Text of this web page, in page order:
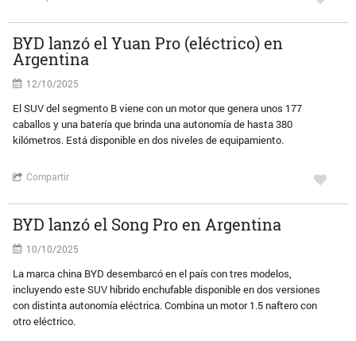
BYD lanzó el Yuan Pro (eléctrico) en
Argentina
12/10/2025
El SUV del segmento B viene con un motor que genera unos 177
caballos y una batería que brinda una autonomía de hasta 380
kilómetros. Está disponible en dos niveles de equipamiento.
Compartir
BYD lanzó el Song Pro en Argentina
10/10/2025
La marca china BYD desembarcó en el país con tres modelos,
incluyendo este SUV híbrido enchufable disponible en dos versiones
con distinta autonomía eléctrica. Combina un motor 1.5 naftero con
otro eléctrico.